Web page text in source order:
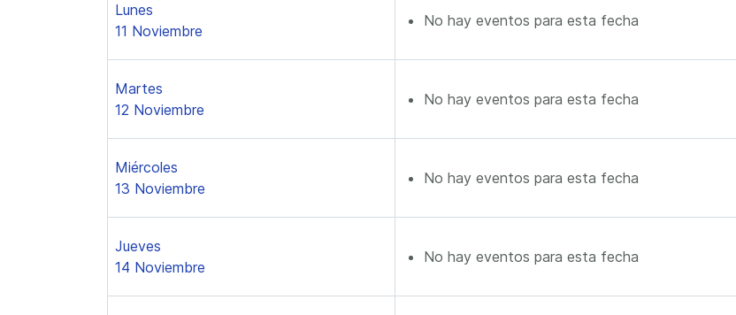
Lunes
11 Noviembre
No hay eventos para esta fecha
Martes
12 Noviembre
No hay eventos para esta fecha
Miércoles
13 Noviembre
No hay eventos para esta fecha
Jueves
14 Noviembre
No hay eventos para esta fecha